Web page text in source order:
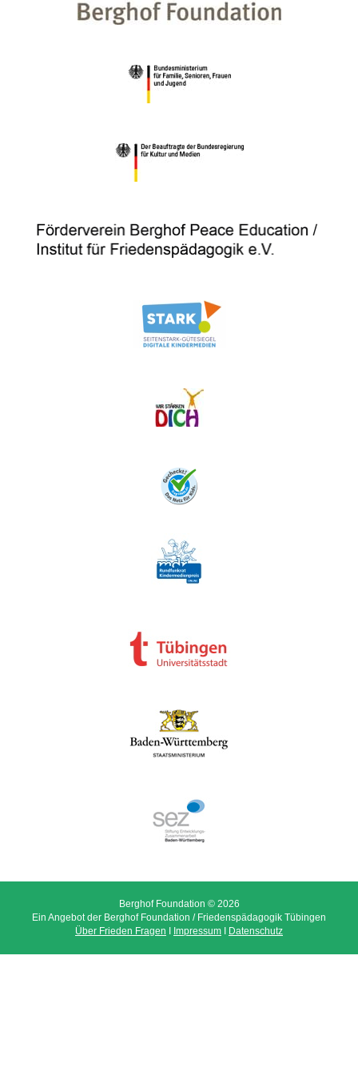
Berghof Foundation © 2026
Ein Angebot der Berghof Foundation / Friedenspädagogik Tübingen
Über Frieden Fragen I Impressum I Datenschutz